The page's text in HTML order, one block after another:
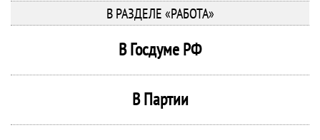
В РАЗДЕЛЕ «РАБОТА»
В Госдуме РФ
В Партии